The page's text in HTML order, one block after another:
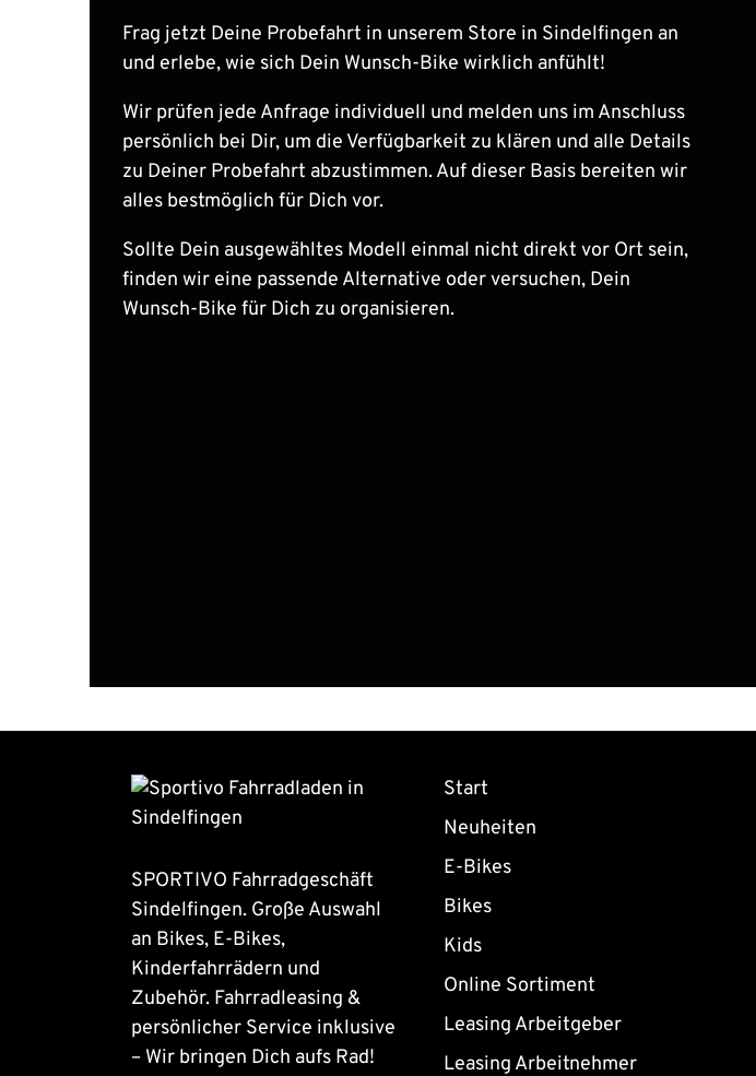
Frag jetzt Deine Probefahrt in unserem Store in Sindelfingen an
und erlebe, wie sich Dein Wunsch-Bike wirklich anfühlt!
Wir prüfen jede Anfrage individuell und melden uns im Anschluss
persönlich bei Dir, um die Verfügbarkeit zu klären und alle Details
zu Deiner Probefahrt abzustimmen. Auf dieser Basis bereiten wir
alles bestmöglich für Dich vor.
Sollte Dein ausgewähltes Modell einmal nicht direkt vor Ort sein,
finden wir eine passende Alternative oder versuchen, Dein
Wunsch-Bike für Dich zu organisieren.
SPORTIVO Fahrradgeschäft
Sindelfingen. Große Auswahl
an Bikes, E-Bikes,
Kinderfahrrädern und
Zubehör. Fahrradleasing &
persönlicher Service inklusive
– Wir bringen Dich aufs Rad!
Start
Neuheiten
E-Bikes
Bikes
Kids
Online Sortiment
Leasing Arbeitgeber
Leasing Arbeitnehmer